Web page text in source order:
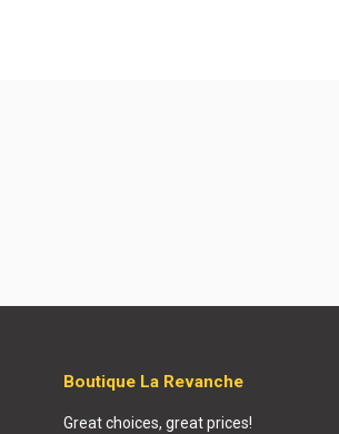
Boutique La Revanche
Great choices, great prices!